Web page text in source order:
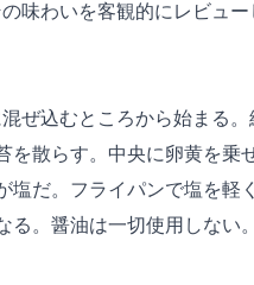
味わいを客観的にレビュー
ぜ込むところから始まる。
散らす。中央に卵黄を乗
塩だ。フライパンで塩を軽
る。醤油は一切使用しない。